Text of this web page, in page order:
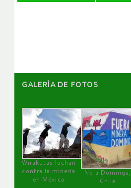
GALERÌA DE FOTOS
Wirakutas luchan
contra la minería
en México
No a Dominga,
Chile